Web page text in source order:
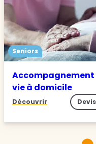
Seniors
Accompagnement
vie à domicile
Découvrir